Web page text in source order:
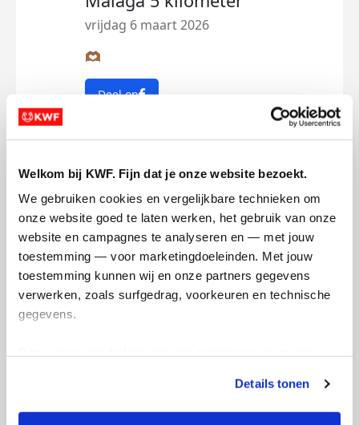
Welkom bij KWF. Fijn dat je onze website bezoekt.
We gebruiken cookies en vergelijkbare technieken om
onze website goed te laten werken, het gebruik van onze
website en campagnes te analyseren en — met jouw
toestemming — voor marketingdoeleinden. Met jouw
toestemming kunnen wij en onze partners gegevens
verwerken, zoals surfgedrag, voorkeuren en technische
gegevens.
tonen. Je kunt je toestemming op elk moment wijzigen of
intrekken via Cookie instellingen onderaan de pagina. De
Details tonen
vrijdag 6 maart 2026
🫶🏾
Deel op
22
kms